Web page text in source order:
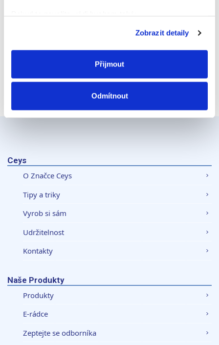
poloze, které mohou být přesné na několik metrů
Identifikovali vaše zařízení pomocí aktivního
skenování pro konkrétní charakteristiky (otisk prstu)
Zjistěte více o tom, jak zpracováváme vaše osobní
Svůj souhlas můžete kdykoliv změnit nebo odvolat v
části Prohlášení o souborech cookie.
soubory cookie. Informace o tom, jak náš web používáte,
analýzy. Partneři tyto údaje mohou zkombinovat s
dalšími informacemi, které jste jim poskytli nebo které
Zobrazit detaily
Přijmout
Odmítnout
Ceys
O Značce Ceys
Tipy a triky
Vyrob si sám
Udržitelnost
Kontakty
Naše Produkty
Produkty
E-rádce
Zeptejte se odborníka